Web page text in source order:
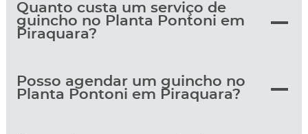
Quanto custa um serviço de
guincho no Planta Pontoni em
Piraquara?
Posso agendar um guincho no
Planta Pontoni em Piraquara?